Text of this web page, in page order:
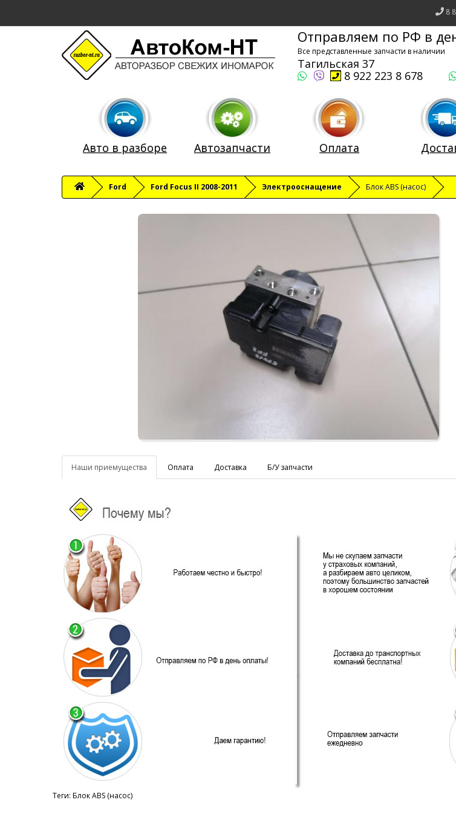
8
Отправляем по РФ в
Все представленные запчасти в наличии
Тагильская 37
8 922 223 8 678
Авто в разборе Автозапчасти Оплата
Ford Ford Focus II 2008-2011 Электрооснащение Блок ABS (насос)
Наши приемущества Оплата Доставка Б/У запчасти
Теги: Блок ABS (насос)